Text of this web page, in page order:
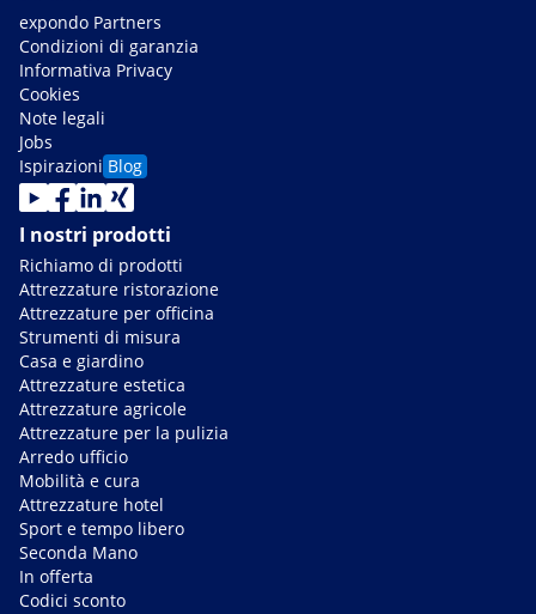
expondo Partners
Condizioni di garanzia
Informativa Privacy
Cookies
Note legali
Jobs
Ispirazioni Blog
I nostri prodotti
Richiamo di prodotti
Attrezzature ristorazione
Attrezzature per officina
Strumenti di misura
Casa e giardino
Attrezzature estetica
Attrezzature agricole
Attrezzature per la pulizia
Arredo ufficio
Mobilità e cura
Attrezzature hotel
Sport e tempo libero
Seconda Mano
In offerta
Codici sconto